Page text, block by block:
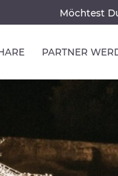
Möchtest
PARTNER